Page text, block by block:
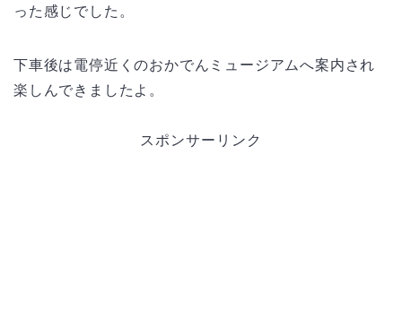
った感じでした。
下車後は電停近くのおかでんミュージアムへ案内され
楽しんできましたよ。
スポンサーリンク